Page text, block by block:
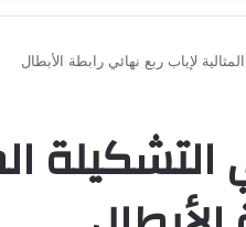
لإياب ربع نهائي رابطة الأبطال